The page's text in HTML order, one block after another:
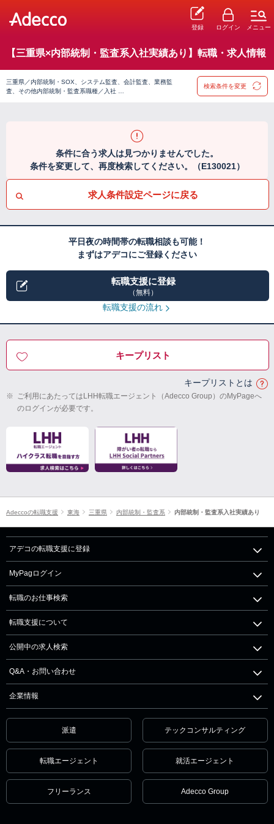
登録 ログイン メニュー
【三重県×内部統制・監査系入社実績あり】転職・求人情報
三重県／内部統制・SOX、システム監査、会計監査、業務監
査、その他内部統制・監査系職種／入社 …
検索条件を変更
条件に合う求人は見つかりませんでした。
条件を変更して、再度検索してください。（E130021）
求人条件設定ページに戻る
平日夜の時間帯の転職相談も可能！
まずはアデコにご登録ください
転職支援に登録
（無料）
転職支援の流れ
キープリスト
キープリストとは
※ ご利用にあたってはLHH転職エージェント（Adecco Group）のMyPageへ
のログインが必要です。
Adeccoの転職支援 東海 三重県 内部統制・監査系 内部統制・監査系入社実績あり
アデコの転職支援に登録
MyPagログイン
転職のお仕事検索
転職支援について
公開中の求人検索
Q&A・お問い合わせ
企業情報
派遣 テックコンサルティング
転職エージェント 就活エージェント
フリーランス Adecco Group